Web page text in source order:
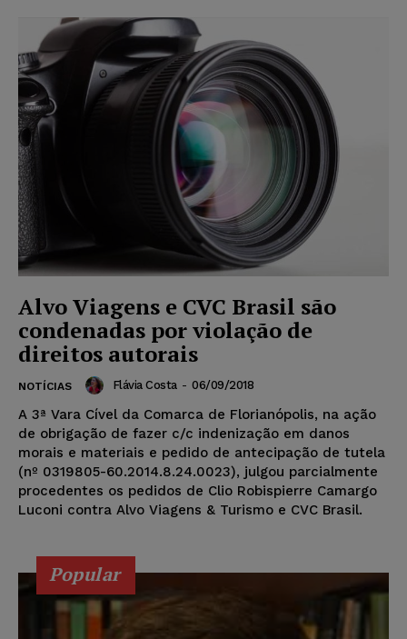
Alvo Viagens e CVC Brasil são
condenadas por violação de
direitos autorais
NOTÍCIAS Flávia Costa - 06/09/2018
A 3ª Vara Cível da Comarca de Florianópolis, na ação
de obrigação de fazer c/c indenização em danos
morais e materiais e pedido de antecipação de tutela
(nº 0319805-60.2014.8.24.0023), julgou parcialmente
procedentes os pedidos de Clio Robispierre Camargo
Luconi contra Alvo Viagens & Turismo e CVC Brasil.
Popular